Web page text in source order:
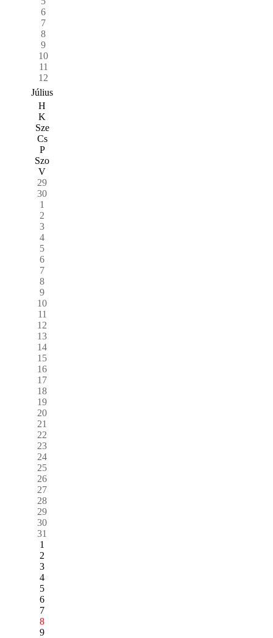
6
7
8
9
10
11
12
Július
H
K
Sze
Cs
P
Szo
V
29
30
1
2
3
4
5
6
7
8
9
10
11
12
13
14
15
16
17
18
19
20
21
22
23
24
25
26
27
28
29
30
31
1
2
3
4
5
6
7
8
9